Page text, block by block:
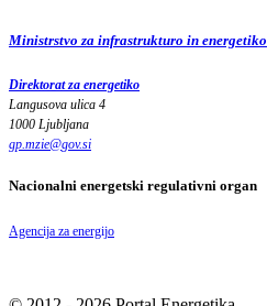
Ministrstvo za infrastrukturo in energetiko
Direktorat za energetiko
Langusova ulica 4
1000 Ljubljana
gp.mzie@gov.si
Nacionalni energetski regulativni organ
Agencija za energijo